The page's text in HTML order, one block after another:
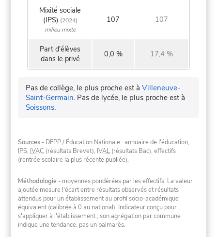
Mixité sociale
(IPS) (2024)
milieu mixte
107 107
Part d'élèves
dans le privé
0,0 % 17,4 %
Pas de collège, le plus proche est àVilleneuve-
Saint-Germain. Pas de lycée, le plus proche est à
Soissons.
Sources - DEPP / Éducation Nationale : annuaire de l'éducation,
IPS, IVAC (résultats Brevet), IVAL (résultats Bac), effectifs
(rentrée scolaire la plus récente publiée).
Méthodologie - moyennes pondérées par les effectifs. La valeur
ajoutée mesure l'écart entre résultats observés et résultats
attendus pour un établissement au profil socio-académique
équivalent (calibrée à 0 au national). Indicateur conçu pour
s'appliquer à l'établissement ; son agrégation par commune
indique une tendance, pas un palmarès.